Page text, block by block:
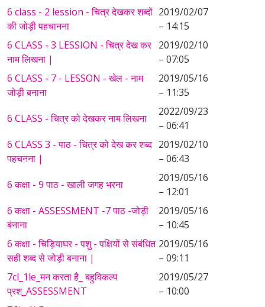
6 class - 2 lession - चित्र देखकर शब्दों
की जोड़ी पहचानना
2019/02/07
– 14:15
6 CLASS - 3 LESSION - चित्र देख कर
नाम लिखना |
2019/02/10
– 07:05
6 CLASS - 7 - LESSON - खेल - नाम
जोड़ी बनाना
2019/05/16
– 11:35
6 CLASS - चित्र को देखकर नाम लिखना
2022/09/23
– 06:41
6 CLASS 3 - पाठ - चित्र को देख कर शब्द
पहचनना |
2019/02/10
– 06:43
6 कक्षा - 9 पाठ - खाली जगह भरना
2019/05/16
– 12:01
6 कक्षा - ASSESSMENT -7 पाठ -जोड़ी
बंनाना
2019/05/16
– 10:45
6 कक्षा - चिड़ियाघर - पशु - पक्षियों से संबंधित
सही शब्द से जोड़ी बनाना |
2019/05/16
– 09:11
7cl_1le_मन करता है_ बहुविकल्प
प्रश्_ASSESSMENT
2019/05/27
– 10:00